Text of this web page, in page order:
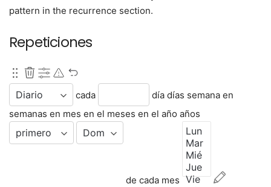
pattern in the recurrence section.
Repeticiones
cada día días semana en
semanas en mes en el meses en el año años
de cada mes
Days of week